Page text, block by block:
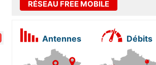
RÉSEAU FREE MOBILE
Antennes Débits